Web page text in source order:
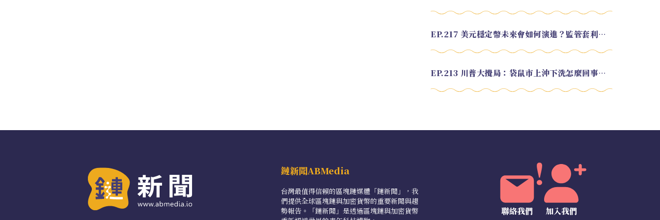
EP.217 美元穩定幣未來會如何演進？監管套利終將收斂？feat. 研究員 余哲安
EP.213 川普大攪局：袋鼠市上沖下洗怎麼回事？feat. Alvin
鏈新聞ABMedia
台灣最值得信賴的區塊鏈媒體「鏈新聞」，我
們提供全球區塊鏈與加密貨幣的重要新聞與趨
勢報告。「鏈新聞」是透過區塊鏈與加密貨幣
聯絡我們 加入我們